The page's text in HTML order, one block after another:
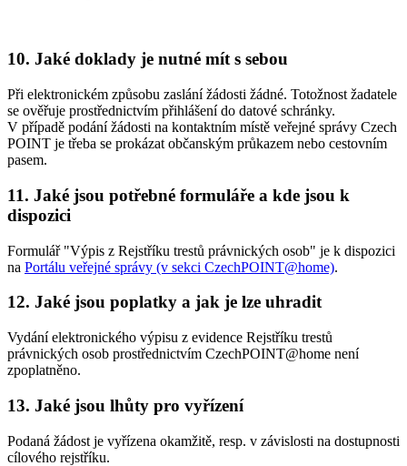
10. Jaké doklady je nutné mít s sebou
Při elektronickém způsobu zaslání žádosti žádné. Totožnost žadatele
se ověřuje prostřednictvím přihlášení do datové schránky.
V případě podání žádosti na kontaktním místě veřejné správy Czech
POINT je třeba se prokázat občanským průkazem nebo cestovním
pasem.
11. Jaké jsou potřebné formuláře a kde jsou k
dispozici
Formulář "Výpis z Rejstříku trestů právnických osob" je k dispozici
na Portálu veřejné správy (v sekci CzechPOINT@home).
12. Jaké jsou poplatky a jak je lze uhradit
Vydání elektronického výpisu z evidence Rejstříku trestů
právnických osob prostřednictvím CzechPOINT@home není
zpoplatněno.
13. Jaké jsou lhůty pro vyřízení
Podaná žádost je vyřízena okamžitě, resp. v závislosti na dostupnosti
cílového rejstříku.